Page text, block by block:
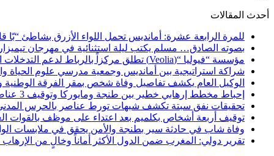
أحدث المقالات
للمرة الرابعة عشرة: أمانديس تحمل اللواء الأزرق بشاطئ “بّا
بصوته الصادق… مسلم يكتب ليلة استثنائية في مهرجان
مؤسسة “فيوليا “(Veolia) تطلق مركزاً بالرباط لدعم التدخلات الإنسانية في إفريقيا والشرق الأدنى والشرق الأوسط
شراكة استراتيجية بين أمانديس وجمعية مدرسي علوم الحياة
الوكيل العام يكشف تفاصيل وفاة شخص بمقر الفرقة
إحباط مخطط إرهابي خطير بين طنجة ومايوركا وتوقيف 3 عناصر
تحقيقات نفق سبتة تكشف شبهات تورط عناصر بالحرس
توقيف أربعة أشخاص بكلميم بعد اعتداء على موظف بالقوات
وفاة شاب في حادثة سير بطنجة والأمن يحقق في ملابسات
تقرير دولي: المغرب ضمن الدول الأكثر أماناً وخالٍ من الإرهاب منذ